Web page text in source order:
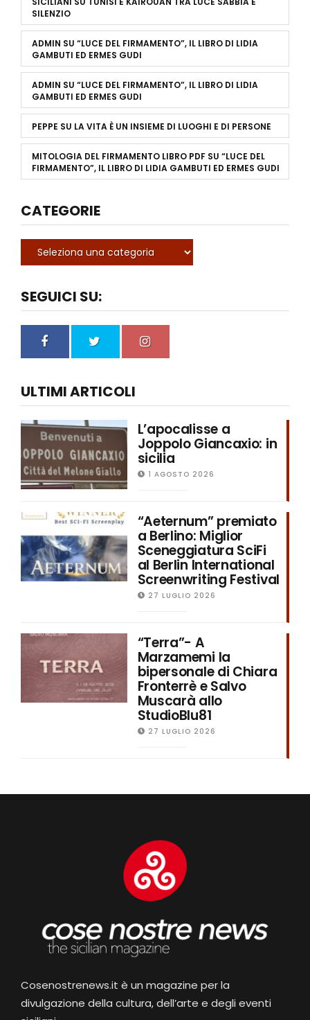
SILENZIO
ADMIN SU “LUCE DEL FIRMAMENTO”, IL LIBRO DI LIDIA
GAMBUTI ED ERMES GUDI
ADMIN SU “LUCE DEL FIRMAMENTO”, IL LIBRO DI LIDIA
GAMBUTI ED ERMES GUDI
PEPPE SU LA VITA È UN INSIEME DI LUOGHI E DI PERSONE
MITOLOGIA DEL FIRMAMENTO LIBRO PDF SU “LUCE DEL
FIRMAMENTO”, IL LIBRO DI LIDIA GAMBUTI ED ERMES GUDI
CATEGORIE
SEGUICI SU:
ULTIMI ARTICOLI
L’apocalisse a
Joppolo Giancaxio: in
sicilia
1 AGOSTO 2026
“Aeternum” premiato
a Berlino: Miglior
Sceneggiatura SciFi
al Berlin International
Screenwriting Festival
27 LUGLIO 2026
“Terra”- A
Marzamemi la
bipersonale di Chiara
Fronterrè e Salvo
Muscarà allo
StudioBlu81
27 LUGLIO 2026
Cosenostrenews.it è un magazine per la
divulgazione della cultura, dell’arte e degli eventi